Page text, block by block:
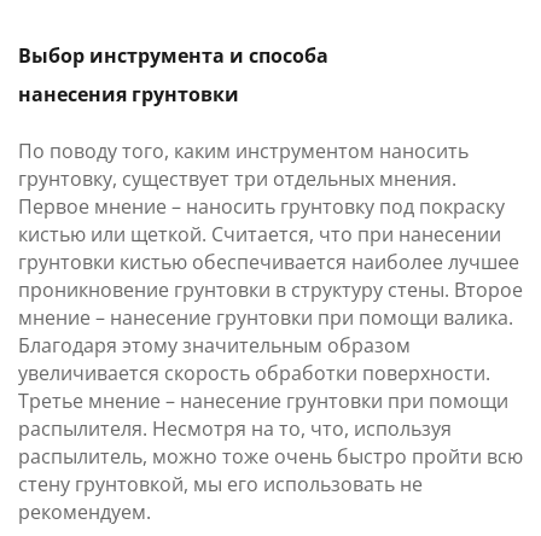
Выбор инструмента и способа
нанесения грунтовки
По поводу того, каким инструментом наносить
грунтовку, существует три отдельных мнения.
Первое мнение – наносить грунтовку под покраску
кистью или щеткой. Считается, что при нанесении
грунтовки кистью обеспечивается наиболее лучшее
проникновение грунтовки в структуру стены. Второе
мнение – нанесение грунтовки при помощи валика.
Благодаря этому значительным образом
увеличивается скорость обработки поверхности.
Третье мнение – нанесение грунтовки при помощи
распылителя. Несмотря на то, что, используя
распылитель, можно тоже очень быстро пройти всю
стену грунтовкой, мы его использовать не
рекомендуем.